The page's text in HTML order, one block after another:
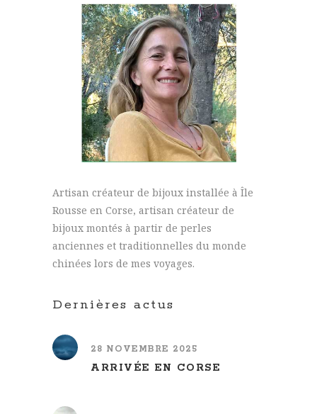
Artisan créateur de bijoux installée à Île
Rousse en Corse, artisan créateur de
bijoux montés à partir de perles
anciennes et traditionnelles du monde
chinées lors de mes voyages.
Dernières actus
28 NOVEMBRE 2025
ARRIVÉE EN CORSE